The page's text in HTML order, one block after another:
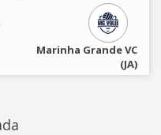
Marinha Grande VC
(JA)